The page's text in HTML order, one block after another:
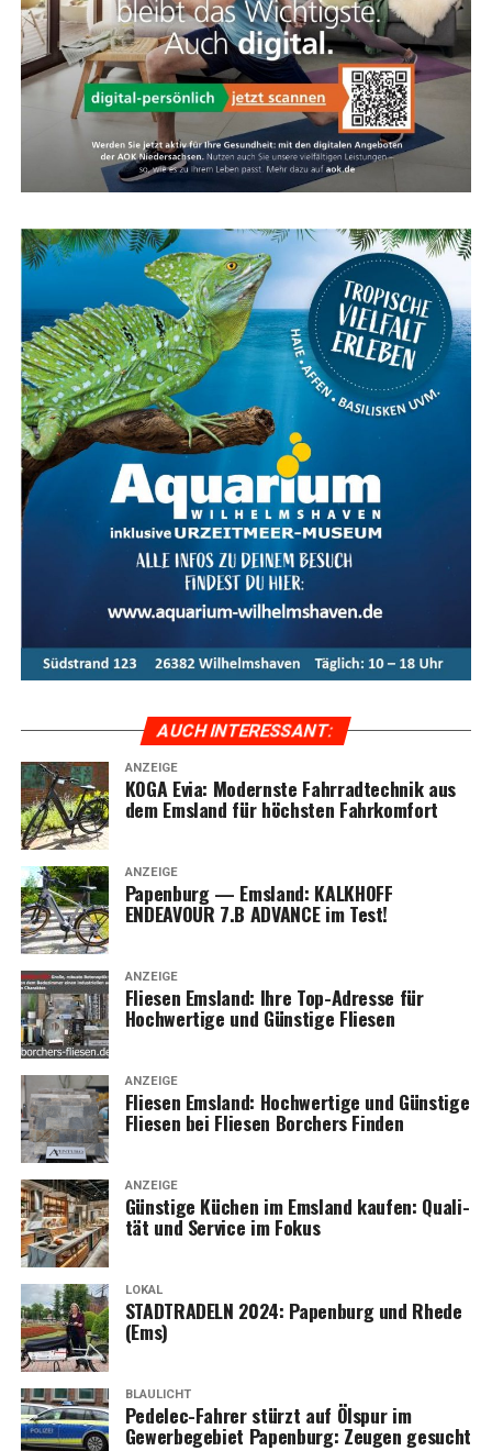
Anzeige
AUCH INTER­ES­SANT:
ANZEIGE
KOGA Evia: Moderns­te Fahr­rad­tech­nik aus
dem Ems­land für höchs­ten Fahrkomfort
ANZEIGE
Papen­burg — Ems­land: KALKHOFF
ENDEAVOUR 7.B ADVANCE im Test!
ANZEIGE
Flie­sen Ems­land: Ihre Top-Adres­se für
Hoch­wer­ti­ge und Güns­ti­ge Fliesen
ANZEIGE
Flie­sen Ems­land: Hoch­wer­ti­ge und Güns­ti­ge
Flie­sen bei Flie­sen Bor­chers Finden
ANZEIGE
Güns­ti­ge Küchen im Ems­land kau­fen: Qua­li­
tät und Ser­vice im Fokus
LOKAL
STADTRADELN 2024: Papen­burg und Rhe­de
(Ems)
BLAULICHT
Pedelec-Fah­rer stürzt auf Ölspur im
Gewer­be­ge­biet Papen­burg: Zeu­gen gesucht